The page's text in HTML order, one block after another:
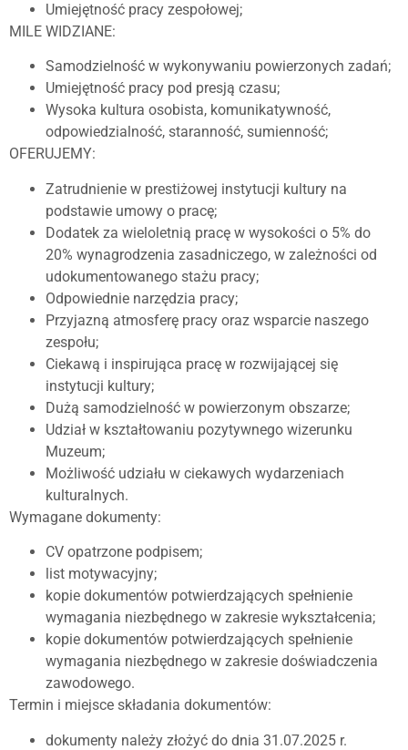
Umiejętność pracy zespołowej;
MILE WIDZIANE:
Samodzielność w wykonywaniu powierzonych zadań;
Umiejętność pracy pod presją czasu;
Wysoka kultura osobista, komunikatywność,
odpowiedzialność, staranność, sumienność;
OFERUJEMY:
Zatrudnienie w prestiżowej instytucji kultury na
podstawie umowy o pracę;
Dodatek za wieloletnią pracę w wysokości o 5% do
20% wynagrodzenia zasadniczego, w zależności od
udokumentowanego stażu pracy;
Odpowiednie narzędzia pracy;
Przyjazną atmosferę pracy oraz wsparcie naszego
zespołu;
Ciekawą i inspirująca pracę w rozwijającej się
instytucji kultury;
Dużą samodzielność w powierzonym obszarze;
Udział w kształtowaniu pozytywnego wizerunku
Muzeum;
Możliwość udziału w ciekawych wydarzeniach
kulturalnych.
Wymagane dokumenty:
CV opatrzone podpisem;
list motywacyjny;
kopie dokumentów potwierdzających spełnienie
wymagania niezbędnego w zakresie wykształcenia;
kopie dokumentów potwierdzających spełnienie
wymagania niezbędnego w zakresie doświadczenia
zawodowego.
Termin i miejsce składania dokumentów:
dokumenty należy złożyć do dnia 31.07.2025 r.